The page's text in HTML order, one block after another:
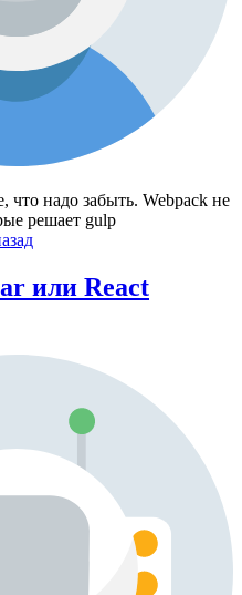
что надо забыть. Webpack не
решает gulp
или React